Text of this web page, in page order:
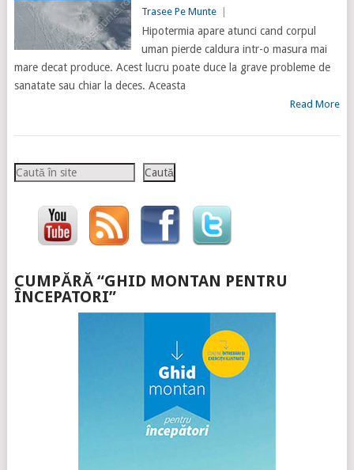
Trasee Pe Munte
Hipotermia apare atunci cand corpul
uman pierde caldura intr-o masura mai
mare decat produce. Acest lucru poate duce la grave probleme de
sanatate sau chiar la deces. Aceasta
Read More
Caută Caută
CUMPĂRĂ “GHID MONTAN PENTRU
ÎNCEPATORI”